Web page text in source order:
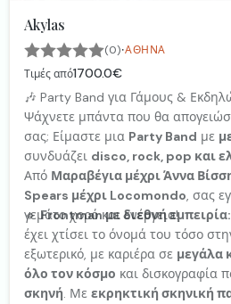
Akylas
(0)·ΑΘΉΝΑ
Τιμές από1700.0€
🎶 Party Band για Γάμους &
Ψάχνετε μπάντα που θα
σας; Είμαστε μια Party Band με
συνδυάζει disco, rock, pop και
Από Μαραβέγια μέχρι Άννα
Spears μέχρι Locomondo, σας
γεμάτο χορό και ενέργεια!
🔹Frontman με διεθνή εμπειρία:
έχει χτίσει το όνομά του τόσο
εξωτερικό, με καριέρα σε μεγάλα
όλο τον κόσμο και δισκογραφία
σκηνή. Με εκρηκτική σκηνική